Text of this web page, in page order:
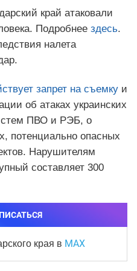
край атаковали
Подробнее здесь.
налета
запрет на съемку и
об атаках украинских
ПВО и РЭБ, о
потенциально опасных
Нарушителям
составляет 300
края в MAX